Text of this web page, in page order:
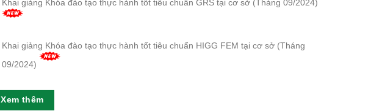
Khai giảng Khóa đào tạo thực hành tốt tiêu chuẩn GRS tại cơ sở (Tháng 09/2024)
Khai giảng Khóa đào tạo thực hành tốt tiêu chuẩn HIGG FEM tại cơ sở (Tháng
09/2024)
Xem thêm